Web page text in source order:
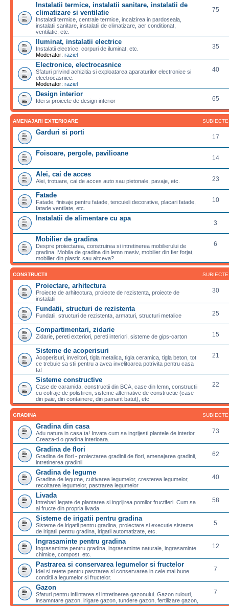
Instalatii termice, instalatii sanitare, instalatii de
climatizare si ventilatie
Instalatii termice, centrale termice, incalzirea in pardoseala,
instalatii sanitare, instalatii de climatizare, aer conditionat,
ventilatie, etc.
75
Iluminat, instalatii electrice
Instalatii electrice, corpuri de iluminat, etc.
Moderator: raziel
35
Electronice, electrocasnice
Sfaturi privind achizitia si exploatarea aparaturilor electronice si
electrocasnice.
Moderator: raziel
40
Design interior
Idei si proiecte de design interior 65
AMENAJARI EXTERIOARE SUBIECTE
Garduri si porti
17
Foisoare, pergole, pavilioane
14
Alei, cai de acces
Alei, trotuare, cai de acces auto sau pietonale, pavaje, etc. 23
Fatade
Fatade, finisaje pentru fatade, tencuieli decorative, placari fatade,
fatade ventilate, etc.
10
Instalatii de alimentare cu apa
3
Mobilier de gradina
Despre proiectarea, construirea si intretinerea mobilierului de
gradina. Mobila de gradina din lemn masiv, mobilier din fier forjat,
mobilier din plastic sau altceva?
6
CONSTRUCTII SUBIECTE
Proiectare, arhitectura
Proiecte de arhitectura, proiecte de rezistenta, proiecte de
instalatii
30
Fundatii, structuri de rezistenta
Fundatii, structuri de rezistenta, armaturi, structuri metalice 25
Compartimentari, zidarie
Zidarie, pereti exteriori, pereti interiori, sisteme de gips-carton 15
Sisteme de acoperisuri
Acoperisuri, invelitori, tigla metalica, tigla ceramica, tigla beton, tot
ce trebuie sa stii pentru a avea invelitoarea potrivita pentru casa
ta!
21
Sisteme constructive
Case de caramida, constructii din BCA, case din lemn, constructii
cu cofraje de polistiren, sisteme alternative de constructie (case
din paie, din containere, din pamant batut), etc
22
GRADINA SUBIECTE
Gradina din casa
Adu natura in casa ta! Invata cum sa ingrijesti plantele de interior.
Creaza-ti o gradina interioara.
73
Gradina de flori
Gradina de flori - proiectarea gradinii de flori, amenajarea gradinii,
intretinerea gradinii
62
Gradina de legume
Gradina de legume, cultivarea legumelor, cresterea legumelor,
recoltarea legumelor, pastrarea legumelor
40
Livada
Intrebari legate de plantarea si ingrijirea pomilor fructiferi. Cum sa
ai fructe din propria livada
58
Sisteme de irigatii pentru gradina
Sisteme de irigatii pentru gradina, proiectare si executie sisteme
de irigatii pentru gradina, irigatii automatizate, etc.
5
Ingrasaminte pentru gradina
Ingrasaminte pentru gradina, ingrasaminte naturale, ingrasaminte
chimice, compost, etc.
12
Pastrarea si conservarea legumelor si fructelor
Idei si retete pentru pastrarea si conservarea in cele mai bune
conditii a legumelor si fructelor.
7
Gazon
Sfaturi pentru infiintarea si intretinerea gazonului. Gazon rulouri,
insamntare gazon, irigare gazon, tundere gazon, fertilizare gazon,
7